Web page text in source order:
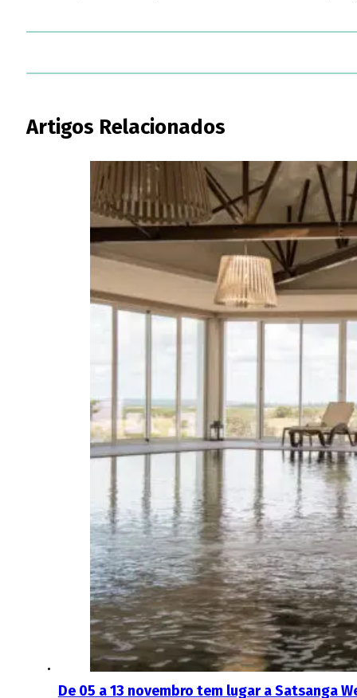
Artigos Relacionados
De 05 a 13 novembro tem lugar a Satsanga